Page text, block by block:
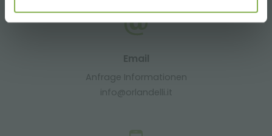
Email
Anfrage Informationen
info@orlandelli.it